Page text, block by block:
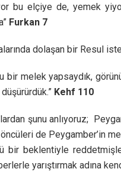
bu elçiye de, yemek
Furkan 7
dolaşan bir Resul
bir melek yapsaydık,
Kehf 110
şunu anlıyoruz;
de Peygamber’in
bir beklentiyle
yarıştırmak adına